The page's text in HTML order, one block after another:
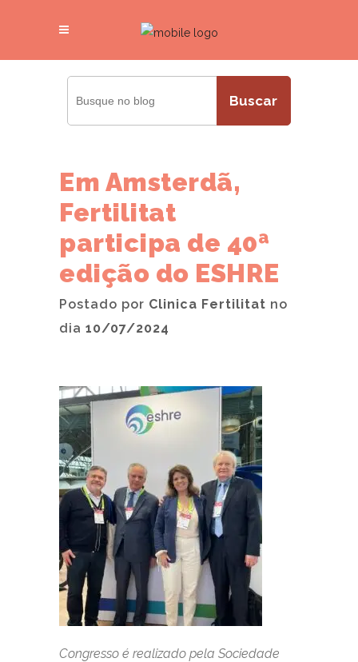
Buscar
Em Amsterdã,
Fertilitat
participa de 40ª
edição do ESHRE
Postado por Clinica Fertilitat no
dia 10/07/2024
Congresso é realizado pela Sociedade